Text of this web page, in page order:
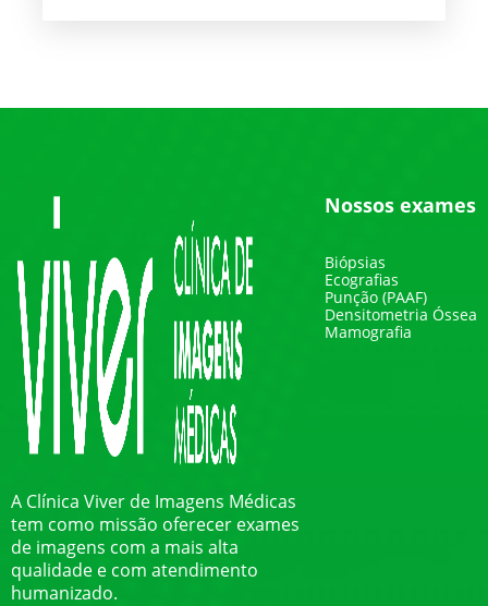
A Clínica Viver de Imagens Médicas
tem como missão oferecer exames
de imagens com a mais alta
qualidade e com atendimento
humanizado.
Nossos exames
Biópsias
Ecografias
Punção (PAAF)
Densitometria Óssea
Mamografia